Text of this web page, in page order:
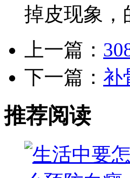
掉皮现象，
上一篇：
下一篇： 补
推荐阅读